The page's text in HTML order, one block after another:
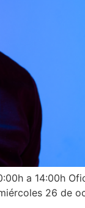
a 14:00h
26 de